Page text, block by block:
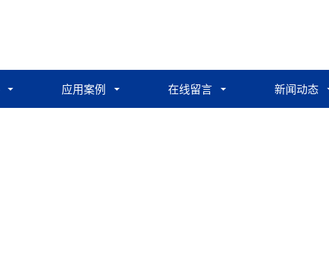
应用案例 在线留言 新闻动态